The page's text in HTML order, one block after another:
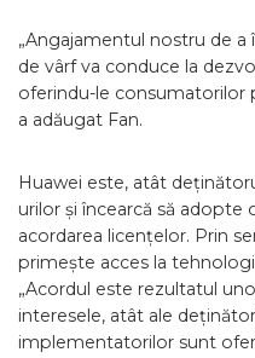
„Angajamentul nostru de
de vârf va conduce la
oferindu-le consumatorilor
a adăugat Fan.
Huawei este, atât
urilor și încearcă să adopte
acordarea licențelor. Prin
primește acces la
„Acordul este rezultatul
interesele, atât ale
implementatorilor sunt